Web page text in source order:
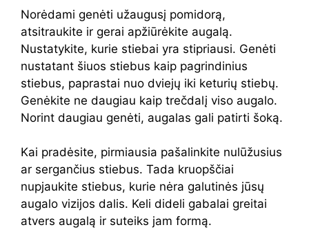
Norėdami genėti užaugusį pomidorą,
atsitraukite ir gerai apžiūrėkite augalą.
Nustatykite, kurie stiebai yra stipriausi. Genėti
nustatant šiuos stiebus kaip pagrindinius
stiebus, paprastai nuo dviejų iki keturių stiebų.
Genėkite ne daugiau kaip trečdalį viso augalo.
Norint daugiau genėti, augalas gali patirti šoką.
Kai pradėsite, pirmiausia pašalinkite nulūžusius
ar sergančius stiebus. Tada kruopščiai
nupjaukite stiebus, kurie nėra galutinės jūsų
augalo vizijos dalis. Keli dideli gabalai greitai
atvers augalą ir suteiks jam formą.